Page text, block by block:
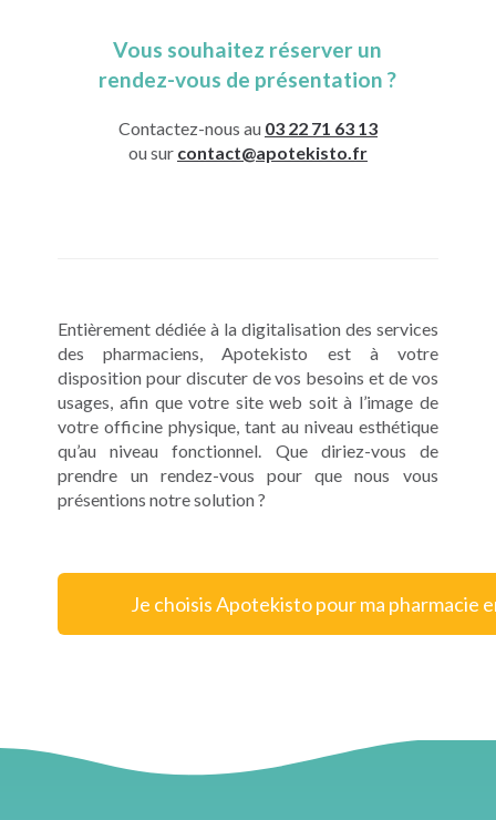
Vous souhaitez réserver un
rendez-vous de présentation ?
Contactez-nous au 03 22 71 63 13
ou sur contact@apotekisto.fr
Entièrement dédiée à la digitalisation des services
des pharmaciens, Apotekisto est à votre
disposition pour discuter de vos besoins et de vos
usages, afin que votre site web soit à l’image de
votre officine physique, tant au niveau esthétique
qu’au niveau fonctionnel. Que diriez-vous de
prendre un rendez-vous pour que nous vous
présentions notre solution ?
Je choisis Apotekisto pour ma pharmacie